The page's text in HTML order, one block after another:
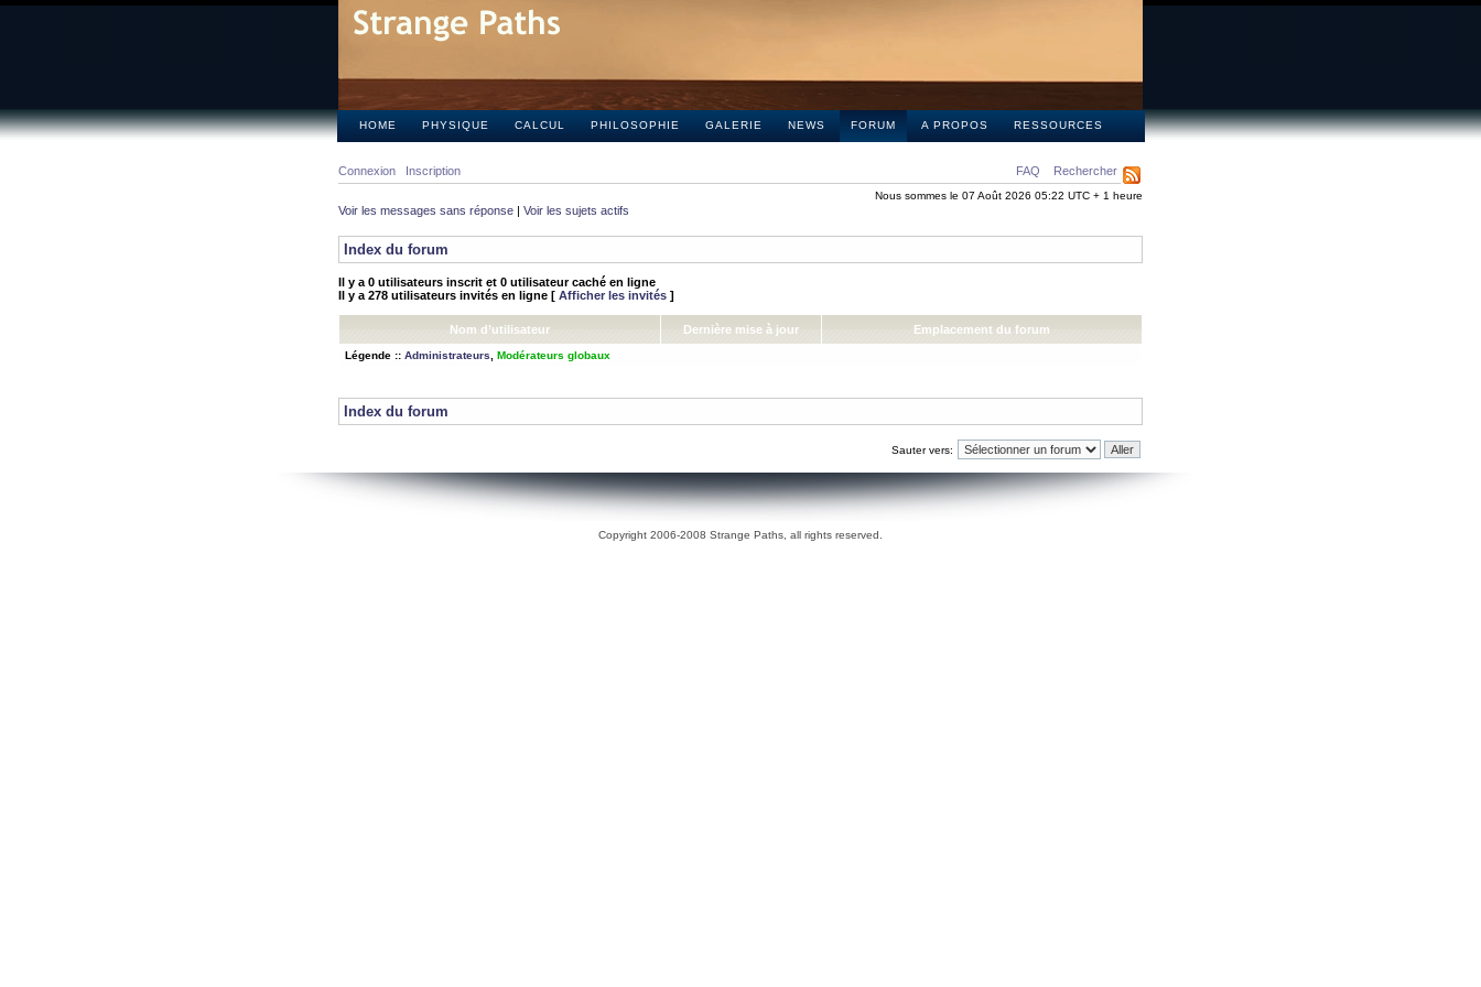
HOME PHYSIQUE CALCUL PHILOSOPHIE GALERIE NEWS FORUM A PROPOS RESSOURCES
FAQ Rechercher
Connexion Inscription
Nous sommes le 07 Août 2026 05:22 UTC + 1 heure
Voir les messages sans réponse | Voir les sujets actifs
Index du forum
Il y a 0 utilisateurs inscrit et 0 utilisateur caché en ligne
Il y a 278 utilisateurs invités en ligne [ Afficher les invités ]
Nom d’utilisateur Dernière mise à jour Emplacement du forum
Légende :: Administrateurs Modérateurs globaux
Index du forum
Sauter vers:
Copyright 2006-2008 Strange Paths, all rights reserved.